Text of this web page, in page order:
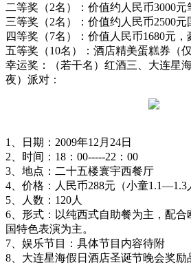
二等奖（2名）：价值约人民币3000元
三等奖（2名）：价值约人民币2500元
四等奖（7名）：价值人民币1680元，
五等奖（10名）：酒店精美蛋糕券（
幸运奖：（若干名）红酒三、大连星
夜）派对：
1、日期：2009年12月24日
2、时间：18：00-----22：00
3、地点：二十五楼寰宇西餐厅
4、价格：人民币288元（小童1.1—1.3
5、人数：120人
6、形式：以纯西式自助餐为主，配合
国特色表演为主。
7、娱乐节目：具体节目内容待附
8、大连星海假日酒店圣诞节晚会奖励